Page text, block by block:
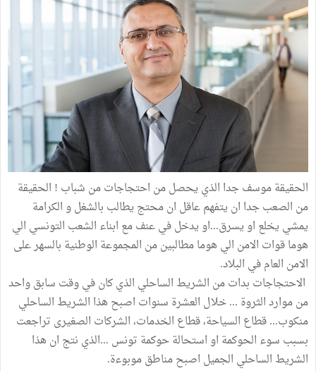
الحقيقة موسف جدا الذي يحصل من احتجاجات من شباب ! الحقيقة
من الصعب جدا ان يتفهم عاقل ان محتج يطالب بالشغل و الكرامة
يمشي يخلع او يسرق...او يدخل في عنف مع ابناء الشعب التونسي الي
هوما قوات الامن الي هوما مطالبين من المجموعة الوطنية بالسهر على
الامن العام في البلاد.
الاحتجاجات بدات من الشريط الساحلي الذي كان في وقت سابق واحد
من موارد الثروة ... خلال العشرة سنوات اصبح هذا الشريط الساحلي
منكوب... قطاع السياحة، قطاع الخدمات، الشركات الصغيرى تراجعت
بسبب سوء الحوكمة او استحالة حوكمة تونس ...الذي نتج ان هذا
الشريط الساحلي الجميل اصبح مناطق موبوءة.